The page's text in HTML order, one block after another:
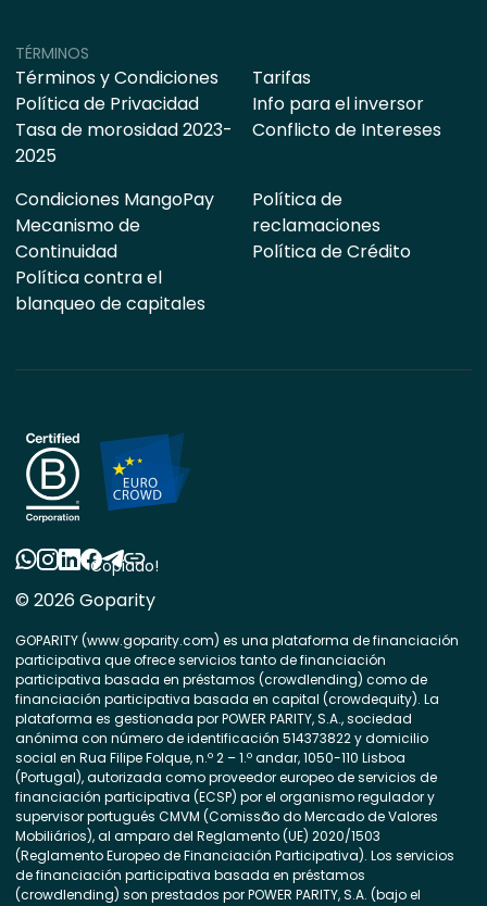
TÉRMINOS
Términos y Condiciones
Política de Privacidad
Tasa de morosidad 2023-
2025
Tarifas
Info para el inversor
Conflicto de Intereses
Condiciones MangoPay
Mecanismo de
Continuidad
Política contra el
blanqueo de capitales
Política de
reclamaciones
Política de Crédito
© 2026 Goparity
GOPARITY (www.goparity.com) es una plataforma de financiación
participativa que ofrece servicios tanto de financiación
participativa basada en préstamos (crowdlending) como de
financiación participativa basada en capital (crowdequity). La
plataforma es gestionada por POWER PARITY, S.A., sociedad
anónima con número de identificación 514373822 y domicilio
social en Rua Filipe Folque, n.º 2 – 1.º andar, 1050-110 Lisboa
(Portugal), autorizada como proveedor europeo de servicios de
financiación participativa (ECSP) por el organismo regulador y
supervisor portugués CMVM (Comissão do Mercado de Valores
Mobiliários), al amparo del Reglamento (UE) 2020/1503
(Reglamento Europeo de Financiación Participativa). Los servicios
de financiación participativa basada en préstamos
(crowdlending) son prestados por POWER PARITY, S.A. (bajo el
Copiado!